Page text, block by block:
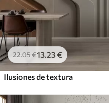
22.05€13.23€
Ilusiones de textura